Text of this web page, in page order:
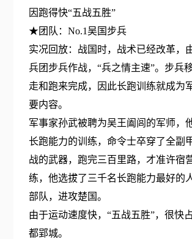
因跑得快“五战五胜”
★团队：No.1吴国步兵
实况回放：战国时，战术已经改革，
兵团步兵作战，“兵之情主速”。步兵
走和跑来完成，因此长跑训练就成为
要内容。
军事家孙武被聘为吴王阖闾的军师，
长跑能力的训练，命令士卒穿了全副
战的武器，跑完三百里路，才准许宿
练，他选拔了三千名长跑能力最好的
部队，进攻楚国。
由于运动速度快，“五战五胜”，很快
都郢城。